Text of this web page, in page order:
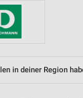
in deiner Region